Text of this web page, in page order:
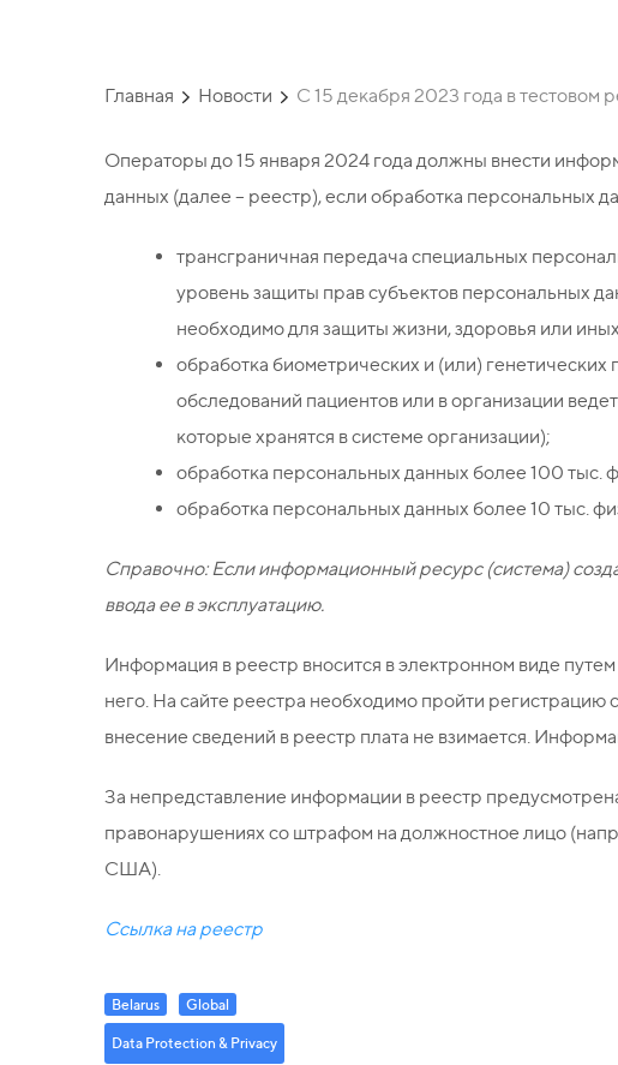
Главная Новости С 15 декабря 2023 года в
Операторы до 15 января 2024 года должны внести
данных (далее – реестр), если обработка персональных
трансграничная передача специальных
уровень защиты прав субъектов персональных
необходимо для защиты жизни, здоровья или
обработка биометрических и (или)
обследований пациентов или в организации
которые хранятся в системе организации);
обработка персональных данных более 100 тыс.
обработка персональных данных более 10 тыс.
Справочно: Если информационный ресурс (система)
ввода ее в эксплуатацию.
Информация в реестр вносится в электронном виде
него. На сайте реестра необходимо пройти
внесение сведений в реестр плата не взимается.
За непредставление информации в реестр
правонарушениях со штрафом на должностное лицо
США).
Ссылка на реестр
Belarus Global
Data Protection & Privacy